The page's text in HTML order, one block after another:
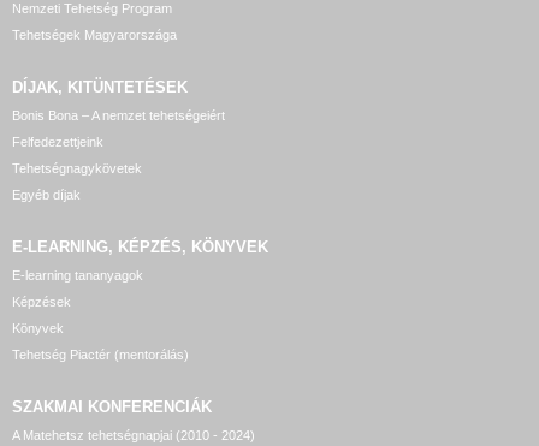
Nemzeti Tehetség Program
Tehetségek Magyarországa
DÍJAK, KITÜNTETÉSEK
Bonis Bona – A nemzet tehetségeiért
Felfedezettjeink
Tehetségnagykövetek
Egyéb díjak
E-LEARNING, KÉPZÉS, KÖNYVEK
E-learning tananyagok
Képzések
Könyvek
Tehetség Piactér (mentorálás)
SZAKMAI KONFERENCIÁK
A Matehetsz tehetségnapjai (2010 - 2024)